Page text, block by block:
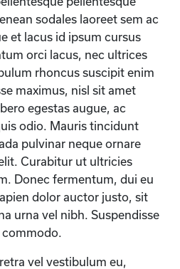
sodales laoreet sem ac
et lacus id ipsum cursus
orci lacus, nec ultrices
rhoncus suscipit enim
maximus, nisl sit amet
egestas augue, ac
odio. Mauris tincidunt
pulvinar neque ornare
Curabitur ut ultricies
Donec fermentum, dui eu
dolor auctor justo, sit
urna vel nibh. Suspendisse
vel vestibulum eu,